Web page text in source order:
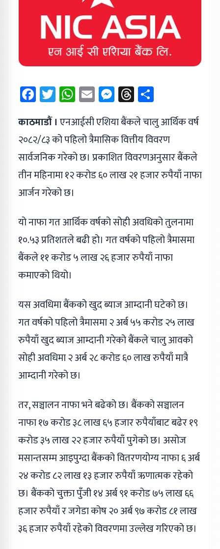
Facebook
Twitter
WhatsApp
EmailMessenger
Threads
काठमाडौं । एनआईसी एशिया बैंकले चालु आर्थिक वर्ष
२०८२/८३ को पहिलो त्रैमासिक वित्तीय विवरण
सार्वजनिक गरेको छ। प्रकाशित विवरणअनुसार बैंकले
तीन महिनामा १२ करोड ६० लाख २१ हजार रुपैयाँ नाफा
आर्जन गरेको छ।
यो नाफा गत आर्थिक वर्षको सोही अवधिको तुलनामा
१०.५३ प्रतिशतले बढी हो। गत वर्षको पहिलो त्रैमासमा
बैंकले ११ करोड ५ लाख २६ हजार रुपैयाँ नाफा
कमाएको थियो।
यस अवधिमा बैंकको खुद ब्याज आम्दानी घटेको छ।
गत वर्षको पहिलो त्रैमासमा २ अर्ब ५५ करोड २५ लाख
रुपैयाँ खुद ब्याज आम्दानी गरेको बैंकले चालु आवको
सोही अवधिमा २ अर्ब २८ करोड ६० लाख रुपैयाँ मात्रै
आम्दानी गरेको छ।
तर, सञ्चालन नाफा भने बढेको छ। बैंकको सञ्चालन
नाफा १७ करोड ३८ लाख ६५ हजार रुपैयाँबाट बढेर १९
करोड ३५ लाख २२ हजार रुपैयाँ पुगेको छ। असोज
मसान्तसम्म आइपुग्दा बैंकको वितरणयोग्य नाफा ६ अर्ब
२४ करोड ८२ लाख १३ हजार रुपैयाँ ऋणात्मक रहेको
छ। बैंकको चुक्ता पुँजी १४ अर्ब ९१ करोड ७५ लाख ६६
हजार रुपैयाँ र जगेडा कोष २० अर्ब ९७ करोड ८१ लाख
३६ हजार रुपैयाँ रहेको विवरणमा उल्लेख गरिएको छ।